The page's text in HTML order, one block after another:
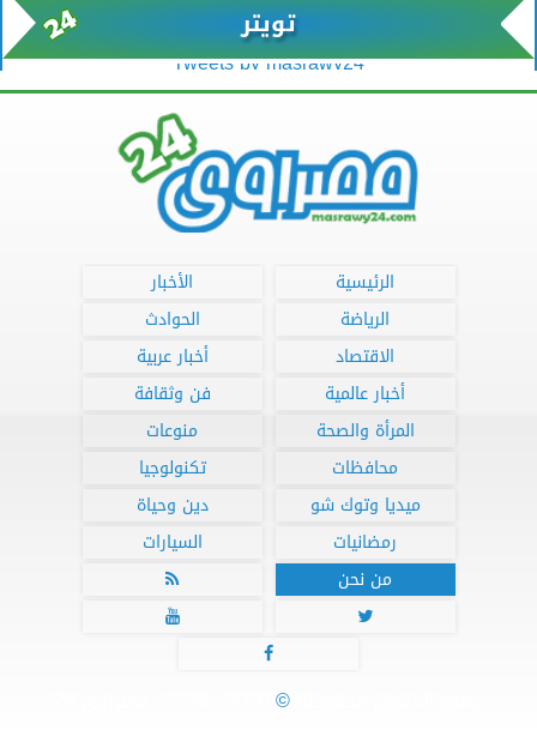
تويتر
Tweets by masrawy24
الرئيسية
الأخبار
الرياضة
الحوادث
الاقتصاد
أخبار عربية
أخبار عالمية
فن وثقافة
المرأة والصحة
منوعات
محافظات
تكنولوجيا
ميديا وتوك شو
دين وحياة
رمضانيات
السيارات
من نحن




©